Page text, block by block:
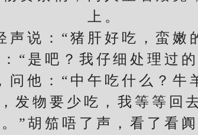
上。
说：“猪肝好吃，蛮嫩
“是吧？我仔细处理过
他：“中午吃什么？牛
发物要少吃，我等等回
”胡笳唔了声，看了看